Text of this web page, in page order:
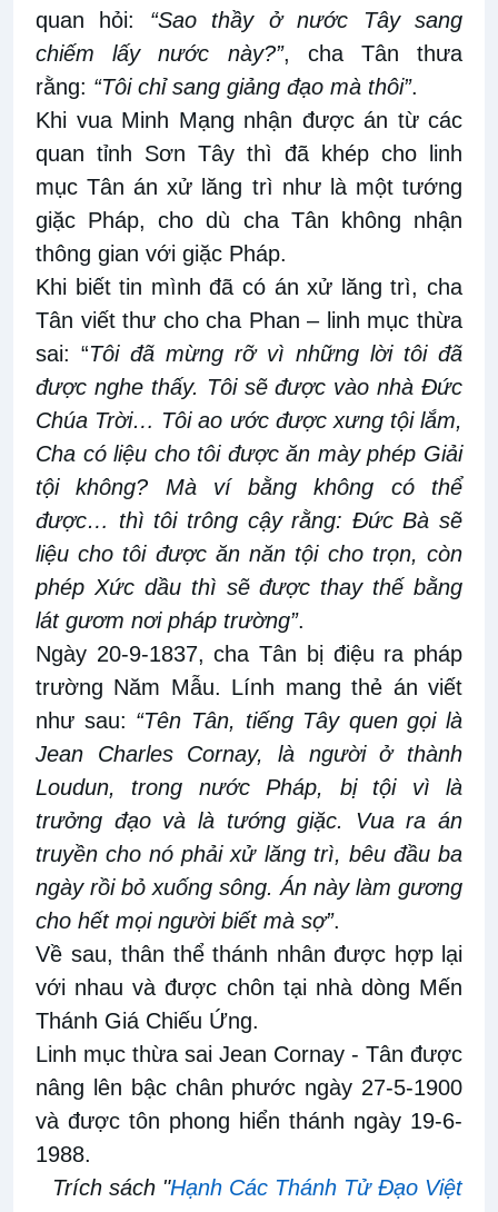
quan hỏi: “Sao thầy ở nước Tây sang
chiếm lấy nước này?”, cha Tân thưa
rằng: “Tôi chỉ sang giảng đạo mà thôi”.
Khi vua Minh Mạng nhận được án từ các
quan tỉnh Sơn Tây thì đã khép cho linh
mục Tân án xử lăng trì như là một tướng
giặc Pháp, cho dù cha Tân không nhận
thông gian với giặc Pháp.
Khi biết tin mình đã có án xử lăng trì, cha
Tân viết thư cho cha Phan – linh mục thừa
sai: “Tôi đã mừng rỡ vì những lời tôi đã
được nghe thấy. Tôi sẽ được vào nhà Đức
Chúa Trời… Tôi ao ước được xưng tội lắm,
Cha có liệu cho tôi được ăn mày phép Giải
tội không? Mà ví bằng không có thể
được… thì tôi trông cậy rằng: Đức Bà sẽ
liệu cho tôi được ăn năn tội cho trọn, còn
phép Xức dầu thì sẽ được thay thế bằng
lát gươm nơi pháp trường”.
Ngày 20-9-1837, cha Tân bị điệu ra pháp
trường Năm Mẫu. Lính mang thẻ án viết
như sau: “Tên Tân, tiếng Tây quen gọi là
Jean Charles Cornay, là người ở thành
Loudun, trong nước Pháp, bị tội vì là
trưởng đạo và là tướng giặc. Vua ra án
truyền cho nó phải xử lăng trì, bêu đầu ba
ngày rồi bỏ xuống sông. Án này làm gương
cho hết mọi người biết mà sợ”.
Về sau, thân thể thánh nhân được hợp lại
với nhau và được chôn tại nhà dòng Mến
Thánh Giá Chiếu Ứng.
Linh mục thừa sai Jean Cornay - Tân được
nâng lên bậc chân phước ngày 27-5-1900
và được tôn phong hiển thánh ngày 19-6-
1988.
Trích sách "Hạnh Các Thánh Tử Đạo Việt